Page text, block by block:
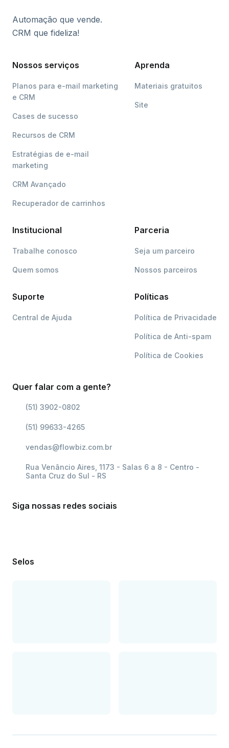
Automação que vende.
CRM que fideliza!
Nossos serviços
Planos para e-mail marketing
e CRM
Cases de sucesso
Recursos de CRM
Estratégias de e-mail
marketing
CRM Avançado
Recuperador de carrinhos
Aprenda
Materiais gratuitos
Site
Institucional
Trabalhe conosco
Quem somos
Parceria
Seja um parceiro
Nossos parceiros
Suporte
Central de Ajuda
Políticas
Política de Privacidade
Política de Anti-spam
Política de Cookies
Quer falar com a gente?
(51) 3902-0802
(51) 99633-4265
vendas@flowbiz.com.br
Rua Venâncio Aires, 1173 - Salas 6 a 8 - Centro -
Santa Cruz do Sul - RS
Siga nossas redes sociais
Selos